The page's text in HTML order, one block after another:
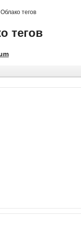
Облако тегов
тегов